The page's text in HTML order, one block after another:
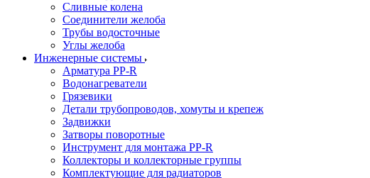
Сливные колена
Соединители желоба
Трубы водосточные
Углы желоба
Инженерные системы
Арматура PP-R
Водонагреватели
Грязевики
Детали трубопроводов, хомуты и крепеж
Задвижки
Затворы поворотные
Инструмент для монтажа PP-R
Коллекторы и коллекторные группы
Комплектующие для радиаторов